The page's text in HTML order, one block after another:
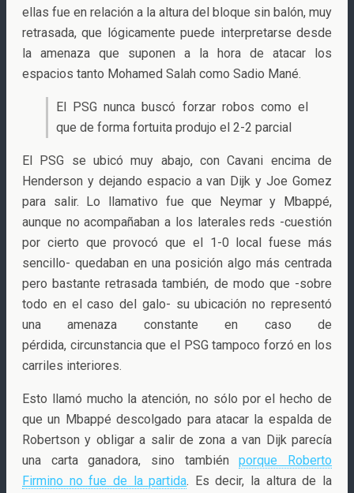
ellas fue en relación a la altura del bloque sin balón, muy
retrasada, que lógicamente puede interpretarse desde
la amenaza que suponen a la hora de atacar los
espacios tanto Mohamed Salah como Sadio Mané.
El PSG nunca buscó forzar robos como el
que de forma fortuita produjo el 2-2 parcial
El PSG se ubicó muy abajo, con Cavani encima de
Henderson y dejando espacio a van Dijk y Joe Gomez
para salir. Lo llamativo fue que Neymar y Mbappé,
aunque no acompañaban a los laterales reds -cuestión
por cierto que provocó que el 1-0 local fuese más
sencillo- quedaban en una posición algo más centrada
pero bastante retrasada también, de modo que -sobre
todo en el caso del galo- su ubicación no representó
una amenaza constante en caso de
pérdida, circunstancia que el PSG tampoco forzó en los
carriles interiores.
Esto llamó mucho la atención, no sólo por el hecho de
que un Mbappé descolgado para atacar la espalda de
Robertson y obligar a salir de zona a van Dijk parecía
una carta ganadora, sino tambiénporque Roberto
Firmino no fue de la partida. Es decir, la altura de la